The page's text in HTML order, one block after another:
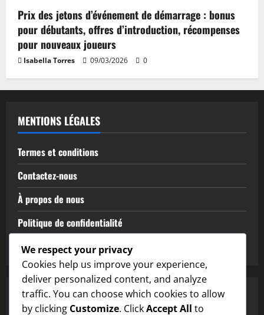
Prix des jetons d’événement de démarrage : bonus
pour débutants, offres d’introduction, récompenses
pour nouveaux joueurs
Isabella Torres 09/03/2026 0
MENTIONS LÉGALES
Termes et conditions
Contactez-nous
À propos de nous
Politique de confidentialité
Préférences de cookies
RECHERCHE
We respect your privacy
Cookies help us improve your experience,
deliver personalized content, and analyze
traffic. You can choose which cookies to allow
by clicking Customize. ClickAccept All to